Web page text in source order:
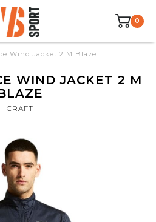
0
Wind Jacket 2 M Blaze
WIND JACKET 2 M
CRAFT